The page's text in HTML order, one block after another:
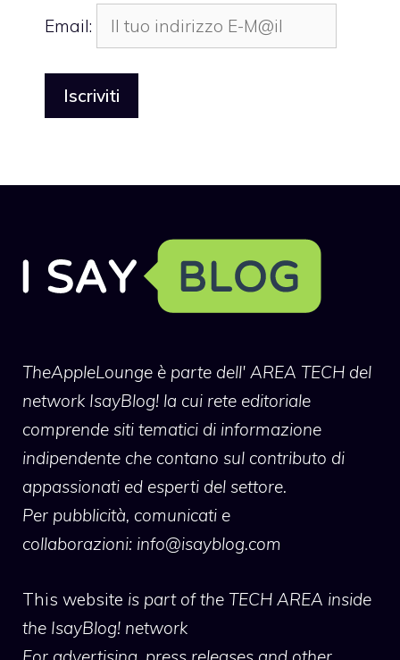
Email:
TheAppleLounge è parte dell' AREA TECH del
network IsayBlog! la cui rete editoriale
comprende siti tematici di informazione
indipendente che contano sul contributo di
appassionati ed esperti del settore.
Per pubblicità, comunicati e
collaborazioni: info@isayblog.com
This website is part of the TECH AREA inside
the IsayBlog! network